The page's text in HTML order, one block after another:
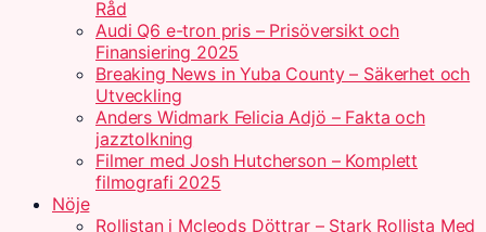
Råd
Audi Q6 e-tron pris – Prisöversikt och
Finansiering 2025
Breaking News in Yuba County – Säkerhet och
Utveckling
Anders Widmark Felicia Adjö – Fakta och
jazztolkning
Filmer med Josh Hutcherson – Komplett
filmografi 2025
Nöje
Rollistan i Mcleods Döttrar – Stark Rollista Med